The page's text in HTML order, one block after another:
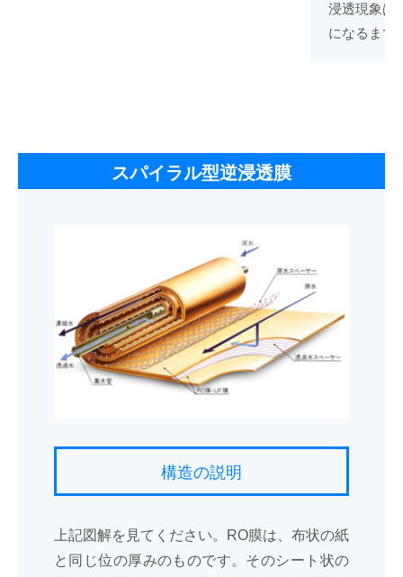
浸透現象は
になるまで
スパイラル型逆浸透膜
構造の説明
上記図解を見てください。RO膜は、布状の紙
と同じ位の厚みのものです。そのシート状の